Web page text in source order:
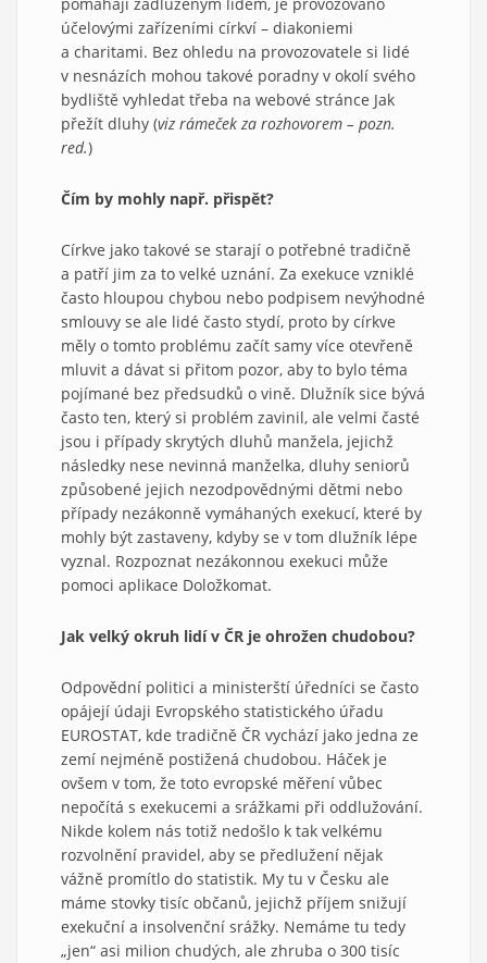
účelovými zařízeními církví – diakoniemi
a charitami. Bez ohledu na provozovatele si lidé
v nesnázích mohou takové poradny v okolí svého
bydliště vyhledat třeba na webové stránce Jak
přežít dluhy (viz rámeček za rozhovorem – pozn.
red.)
Čím by mohly např. přispět?
Církve jako takové se starají o potřebné tradičně
a patří jim za to velké uznání. Za exekuce vzniklé
často hloupou chybou nebo podpisem nevýhodné
smlouvy se ale lidé často stydí, proto by církve
měly o tomto problému začít samy více otevřeně
mluvit a dávat si přitom pozor, aby to bylo téma
pojímané bez předsudků o vině. Dlužník sice bývá
často ten, který si problém zavinil, ale velmi časté
jsou i případy skrytých dluhů manžela, jejichž
následky nese nevinná manželka, dluhy seniorů
způsobené jejich nezodpovědnými dětmi nebo
případy nezákonně vymáhaných exekucí, které by
mohly být zastaveny, kdyby se v tom dlužník lépe
vyznal. Rozpoznat nezákonnou exekuci může
pomoci aplikace Doložkomat.
Jak velký okruh lidí v ČR je ohrožen chudobou?
Odpovědní politici a ministerští úředníci se často
opájejí údaji Evropského statistického úřadu
EUROSTAT, kde tradičně ČR vychází jako jedna ze
zemí nejméně postižená chudobou. Háček je
ovšem v tom, že toto evropské měření vůbec
nepočítá s exekucemi a srážkami při oddlužování.
Nikde kolem nás totiž nedošlo k tak velkému
rozvolnění pravidel, aby se předlužení nějak
vážně promítlo do statistik. My tu v Česku ale
máme stovky tisíc občanů, jejichž příjem snižují
exekuční a insolvenční srážky. Nemáme tu tedy
„jen“ asi milion chudých, ale zhruba o 300 tisíc